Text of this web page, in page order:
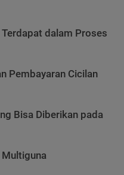
dalam Proses
Pembayaran Cicilan
Bisa Diberikan pada